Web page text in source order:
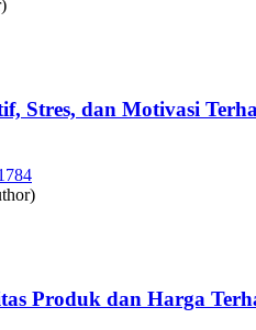
Stres, dan Motivasi
Produk dan Harga